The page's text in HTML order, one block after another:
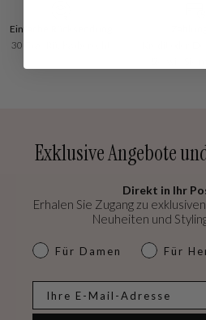
Einfache Rücksendung
30 Tage Rückgaberecht
Exklusive Angebote
Direkt in Ihr
Erhalen Sie Zugang zu
Neuheiten und
dames & heren
Für Damen Für